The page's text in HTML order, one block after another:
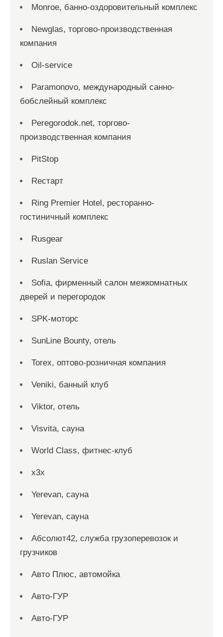
Monroe, банно-оздоровительный комплекс
Newglas, торгово-производственная
компания
Oil-service
Paramonovo, международный санно-
бобслейный комплекс
Peregorodok.net, торгово-
производственная компания
PitStop
Reстарт
Ring Premier Hotel, ресторанно-
гостиничный комплекс
Rusgear
Ruslan Service
Sofia, фирменный салон межкомнатных
дверей и перегородок
SPK-моторс
SunLine Bounty, отель
Torex, оптово-розничная компания
Veniki, банный клуб
Viktor, отель
Visvita, сауна
World Class, фитнес-клуб
x3x
Yerevan, сауна
Yerevan, сауна
Абсолют42, служба грузоперевозок и
грузчиков
Авто Плюс, автомойка
Авто-ГУР
Авто-ГУР